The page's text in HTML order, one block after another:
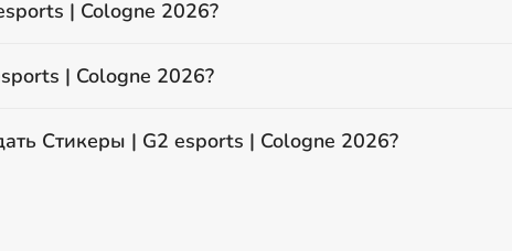
| Cologne 2026?
| Cologne 2026?
Стикеры | G2 esports | Cologne 2026?